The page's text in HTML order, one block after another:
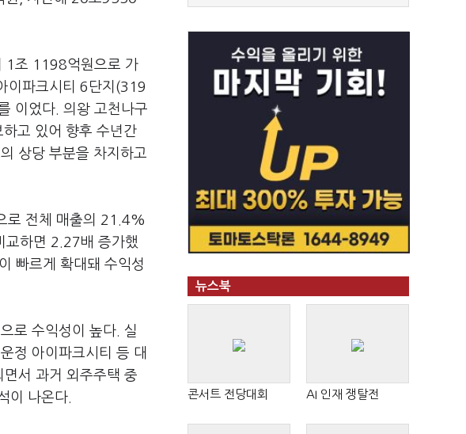
1조 1198억원으로 가
이파크시티 6단지(319
이었다. 의왕 고천나구
고 있어 향후 수년간
상당 부분을 차지하고
로 전체 매출의 21.4%
하면 2.27배 증가했
빠르게 확대돼 수익성
로 수익성이 높다. 실
정 아이파크시티 등 대
서 과거 외주주택 중
이 나온다.
뉴스북
콘서트 전당대회 AI 인재 쟁탈전